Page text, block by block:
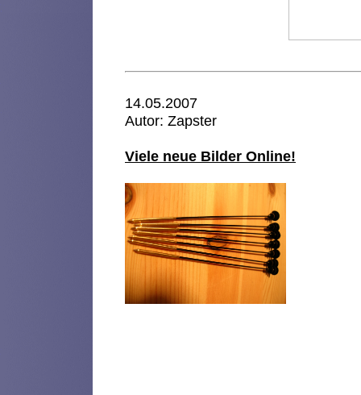
14.05.2007
Autor: Zapster
Viele neue Bilder Online!